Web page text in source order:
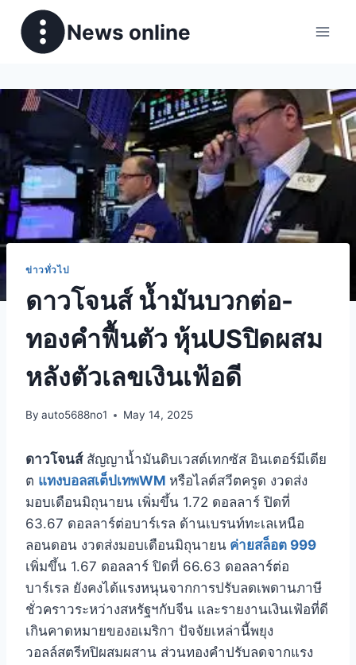
News online
ข่าวทั่วไป
ดาวโจนส์ น้ำมันบวกต่อ-
ทองคำฟื้นตัว หุ้นUSปิดผสม
หลังตัวเลขเงินเฟ้อดี
By auto5688no1 May 14, 2025
ดาวโจนส์สัญญาน้ำมันดิบเวสต์เทกซัส อินเตอร์มีเดีย
ต แทงบอลสเต็ปเทพWM หรือไลต์สวีตครูด งวดส่ง
มอบเดือนมิถุนายน เพิ่มขึ้น 1.72 ดอลลาร์ ปิดที่
63.67 ดอลลาร์ต่อบาร์เรล ด้านเบรนท์ทะเลเหนือ
ลอนดอน งวดส่งมอบเดือนมิถุนายน ค่ายสล็อต 999
เพิ่มขึ้น 1.67 ดอลลาร์ ปิดที่ 66.63 ดอลลาร์ต่อ
บาร์เรล ยังคงได้แรงหนุนจากการปรับลดเพดานภาษี
ชั่วคราวระหว่างสหรัฐฯกับจีน และรายงานเงินเฟ้อที่ดี
เกินคาดหมายของอเมริกา ปัจจัยเหล่านี้พยุง
วอลล์สตรีทปิผสมผสาน ส่วนทองคำปรับลดจากแรง